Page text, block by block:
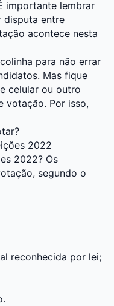
importante lembrar
disputa entre
acontece nesta
para não errar
Mas fique
celular ou outro
votação. Por isso,
2022? Os
segundo o
reconhecida por lei;